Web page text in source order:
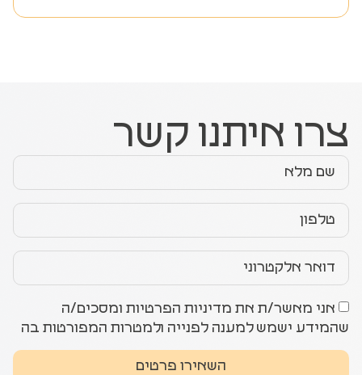
צרו איתנו קשר
אני מאשר/ת את מדיניות הפרטיות ומסכים/ה
שהמידע ישמש למענה לפנייה ולמטרות המפורטות בה
השאירו פרטים